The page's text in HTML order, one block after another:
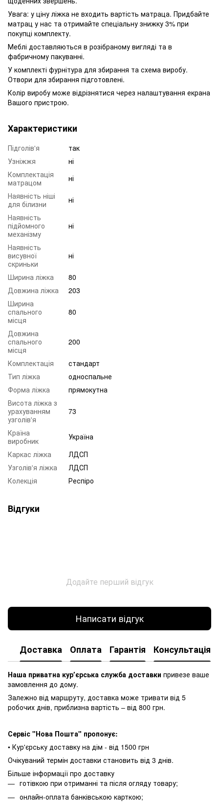
Увага: у ціну ліжка не входить вартість матраца. Придбайте
матрац у нас та отримайте спеціальну знижку 3% при
покупці комплекту.
Меблі доставляються в розібраному вигляді та в
фабричному пакуванні.
У комплекті фурнітура для збирання та схема виробу.
Отвори для збирання підготовлені.
Колір виробу може відрізнятися через налаштування екрана
Вашого пристрою.
Характеристики
Підголів'я
так
Узніжжя
ні
Комплектація
матрацом
ні
Наявність ніші
для білизни
ні
Наявність
підйомного
механізму
ні
Наявність
висувної
скриньки
ні
Ширина ліжка
80
Довжина ліжка
203
Ширина
спального
місця
80
Довжина
спального
місця
200
Комплектація
стандарт
Тип ліжка
односпальне
Форма ліжка
прямокутна
Висота ліжка з
урахуванням
узголів'я
73
Країна
виробник
Україна
Каркас ліжка
ЛДСП
Узголів'я ліжка
ЛДСП
Колекція
Респіро
Відгуки
Додайте перший відгук
Написати відгук
Доставка Оплата Гарантія Консультація
Наша приватна курʼєрська служба доставки привезе ваше
замовлення до дому.
Залежно від маршруту, доставка може тривати від 5
робочих днів, приблизна вартість – від 800 грн.
Сервіс "Нова Пошта" пропонує:
• Кур'єрську доставку на дім - від 1500 грн
Очікуваний термін доставки становить від 3 днів.
Більше інформації про доставку
готівкою при отриманні та після огляду товару;
онлайн-оплата банківською карткою;